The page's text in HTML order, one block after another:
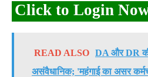
Click to Login
READ ALSO DA और DR की
असंवैधानिक; 'महंगाई का असर